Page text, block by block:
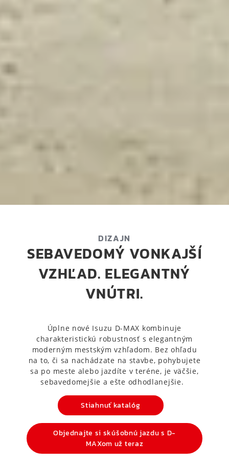
DIZAJN
SEBAVEDOMÝ VONKAJŠÍ
VZHĽAD. ELEGANTNÝ
VNÚTRI.
Úplne nové Isuzu D-MAX kombinuje
charakteristickú robustnosť s elegantným
moderným mestským vzhľadom. Bez ohľadu
na to, či sa nachádzate na stavbe, pohybujete
sa po meste alebo jazdíte v teréne, je väčšie,
sebavedomejšie a ešte odhodlanejšie.
Stiahnuť katalóg
Objednajte si skúšobnú jazdu s D-
MAXom už teraz